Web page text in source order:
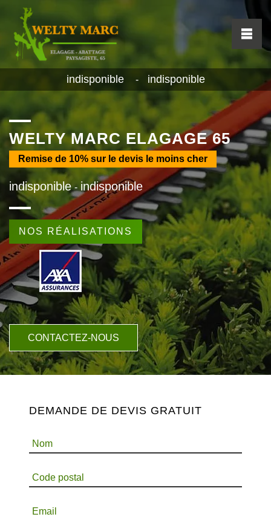
indisponible - indisponible
WELTY MARC ELAGAGE 65
Remise de 10% sur le devis le moins cher
indisponible - indisponible
NOS RÉALISATIONS
CONTACTEZ-NOUS
DEMANDE DE DEVIS GRATUIT
Nom
Code postal
Email